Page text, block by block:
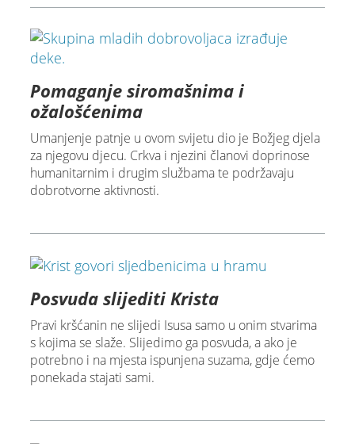
Pomaganje siromašnima i
ožalošćenima
Umanjenje patnje u ovom svijetu dio je Božjeg djela
za njegovu djecu. Crkva i njezini članovi doprinose
humanitarnim i drugim službama te podržavaju
dobrotvorne aktivnosti.
Posvuda slijediti Krista
Pravi kršćanin ne slijedi Isusa samo u onim stvarima
s kojima se slaže. Slijedimo ga posvuda, a ako je
potrebno i na mjesta ispunjena suzama, gdje ćemo
ponekada stajati sami.